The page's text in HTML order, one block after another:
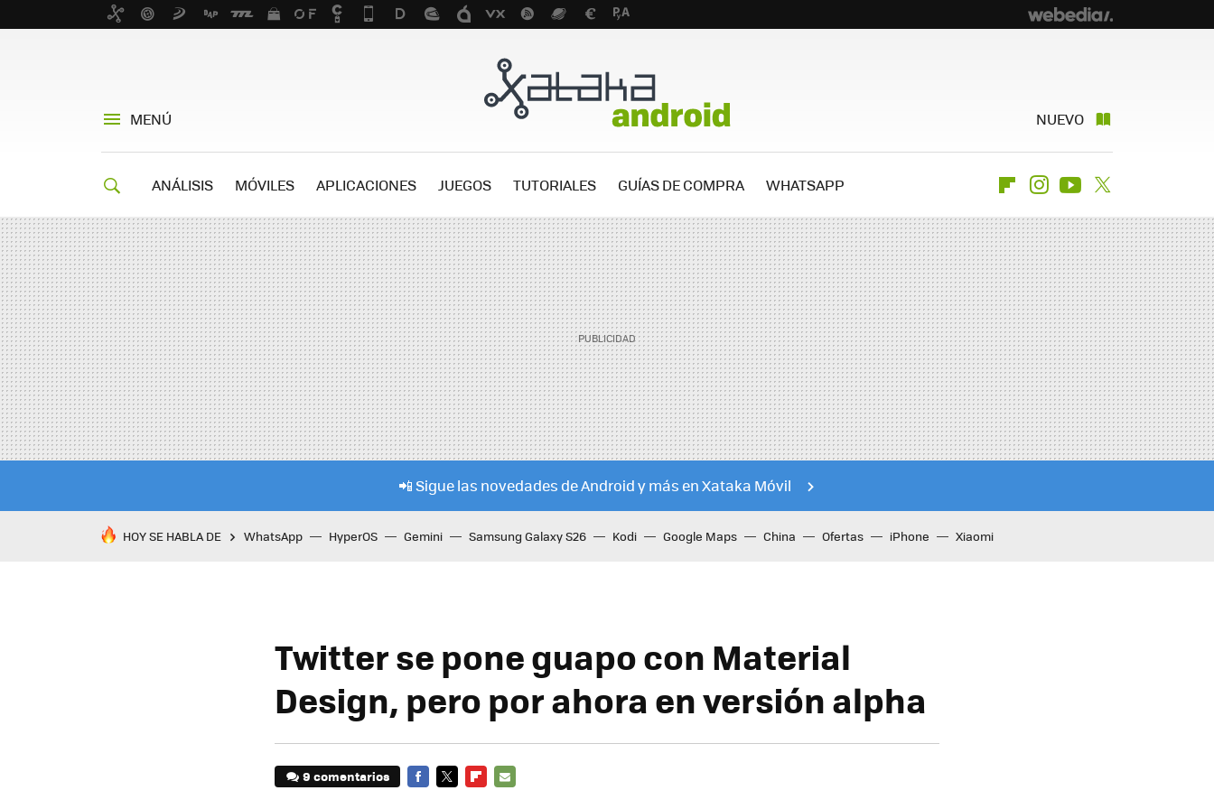
MENÚ NUEVO
ANÁLISIS MÓVILES APLICACIONES JUEGOS TUTORIALES GUÍAS DE COMPRA WHATSAPP FlipboardInstagramYoutube
📲 Sigue las novedades de Android y más en Xataka Móvil
HOY SE HABLA DE WhatsApp HyperOS Gemini Samsung Galaxy S26 Kodi Google Maps China Ofertas iPhone Xiaomi
Twitter se pone guapo con Material
Design, pero por ahora en versión alpha
9 comentarios